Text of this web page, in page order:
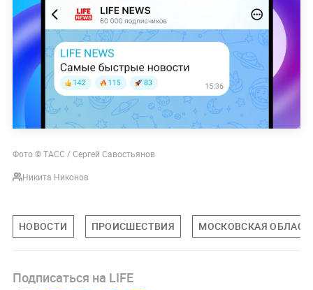
Фото © ТАСС / Сергей Савостьянов
Никита Никонов
НОВОСТИ ПРОИСШЕСТВИЯ МОСКОВСКАЯ
Подписаться на LIFE